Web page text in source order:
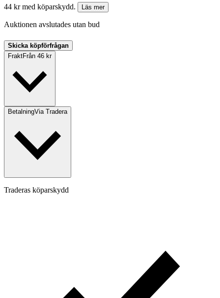
44 kr med köparskydd. Läs mer
Auktionen avslutades utan bud
Skicka köpförfrågan
FraktFrån 46 kr
BetalningVia Tradera
Traderas köparskydd